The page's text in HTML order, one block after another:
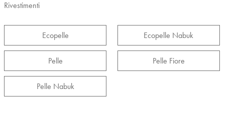
Rivestimenti
Ecopelle Ecopelle Nabuk
Pelle Pelle Fiore
Pelle Nabuk